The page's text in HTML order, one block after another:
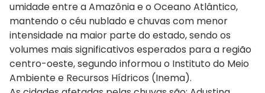
umidade entre a Amazônia e o Oceano Atlântico,
mantendo o céu nublado e chuvas com menor
intensidade na maior parte do estado, sendo os
volumes mais significativos esperados para a região
centro-oeste, segundo informou o Instituto do Meio
Ambiente e Recursos Hídricos (Inema).